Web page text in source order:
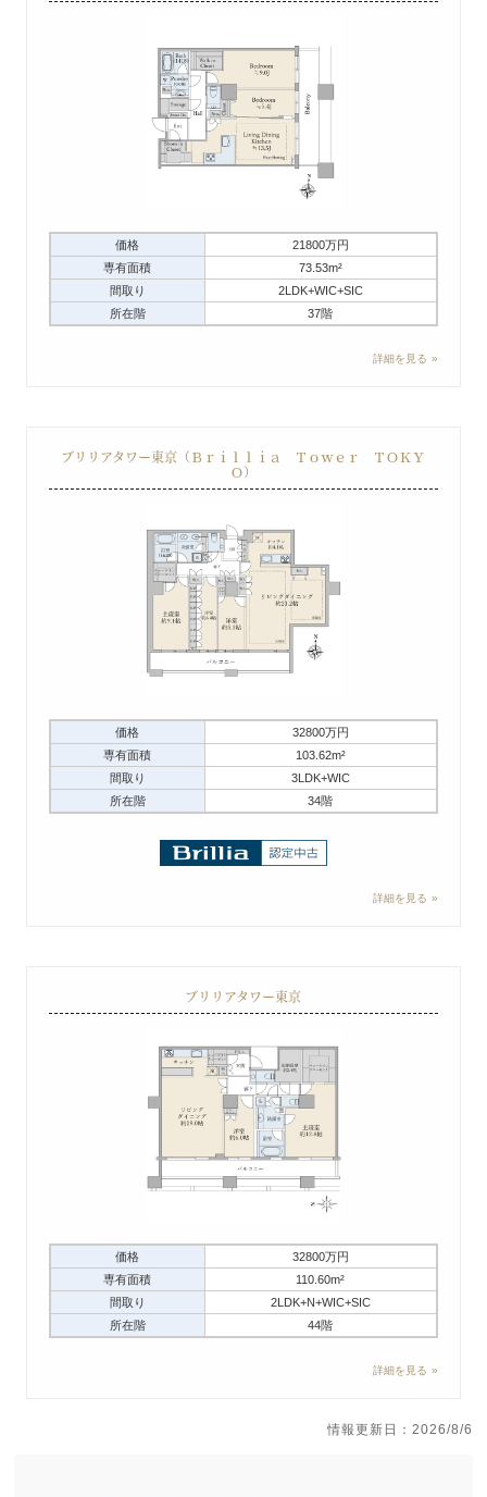
価格
21800万円
専有面積
73.53m²
間取り
2LDK+WIC+SIC
所在階
37階
詳細を見る
ブリリアタワー東京（Ｂｒｉｌｌｉａ Ｔｏｗｅｒ ＴＯＫＹ
Ｏ）
価格
32800万円
専有面積
103.62m²
間取り
3LDK+WIC
所在階
34階
詳細を見る
ブリリアタワー東京
価格
32800万円
専有面積
110.60m²
間取り
2LDK+N+WIC+SIC
所在階
44階
詳細を見る
情報更新日：2026/8/6